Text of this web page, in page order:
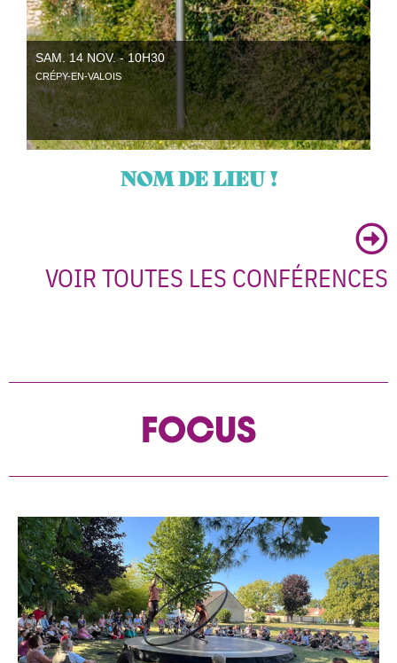
SAM. 14 NOV. - 10H30
CRÉPY-EN-VALOIS
NOM DE LIEU !
VOIR TOUTES LES CONFÉRENCES
FOCUS